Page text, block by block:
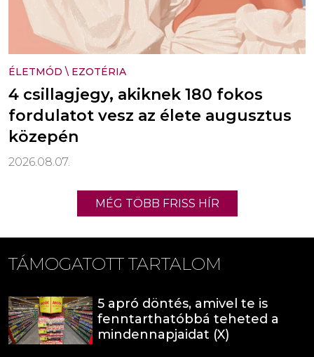
ÉLETMÓD \ EZOTÉRIA
4 csillagjegy, akiknek 180 fokos
fordulatot vesz az élete augusztus
közepén
2026.08.07.
MÉG TÖBB FRISS HÍR
TÁMOGATOTT TARTALOM
5 apró döntés, amivel te is
fenntarthatóbbá teheted a
mindennapjaidat (X)